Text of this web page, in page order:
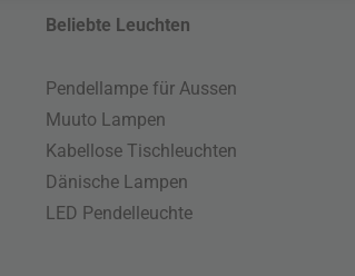
Beliebte Leuchten
Pendellampe für Aussen
Muuto Lampen
Kabellose Tischleuchten
Dänische Lampen
LED Pendelleuchte